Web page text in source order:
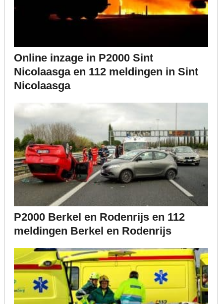
Online inzage in P2000 Sint
Nicolaasga en 112 meldingen in Sint
Nicolaasga
P2000 Berkel en Rodenrijs en 112
meldingen Berkel en Rodenrijs